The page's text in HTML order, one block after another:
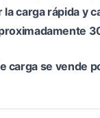
carga rápida y
carga se vende